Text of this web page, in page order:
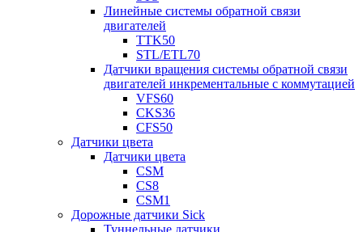
Линейные системы обратной связи
двигателей
TTK50
STL/ETL70
Датчики вращения системы обратной связи
двигателей инкрементальные с коммутацией
VFS60
CKS36
CFS50
Датчики цвета
Датчики цвета
CSM
CS8
CSM1
Дорожные датчики Sick
Туннельные датчики